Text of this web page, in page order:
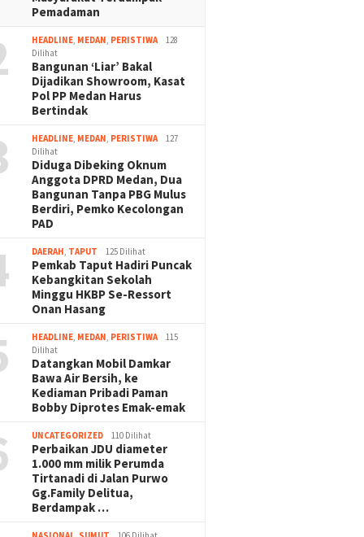
Pemadaman
HEADLINE, MEDAN, PERISTIWA
128
Dilihat
Bangunan ‘Liar’ Bakal
Dijadikan Showroom, Kasat
Pol PP Medan Harus
Bertindak
HEADLINE, MEDAN, PERISTIWA
127
Dilihat
Diduga Dibeking Oknum
Anggota DPRD Medan, Dua
Bangunan Tanpa PBG Mulus
Berdiri, Pemko Kecolongan
PAD
DAERAH, TAPUT 125 Dilihat
Pemkab Taput Hadiri Puncak
Kebangkitan Sekolah
Minggu HKBP Se-Ressort
Onan Hasang
HEADLINE, MEDAN, PERISTIWA
115
Dilihat
Datangkan Mobil Damkar
Bawa Air Bersih, ke
Kediaman Pribadi Paman
Bobby Diprotes Emak-emak
UNCATEGORIZED 110 Dilihat
Perbaikan JDU diameter
1.000 mm milik Perumda
Tirtanadi di Jalan Purwo
Gg.Family Delitua,
Berdampak …